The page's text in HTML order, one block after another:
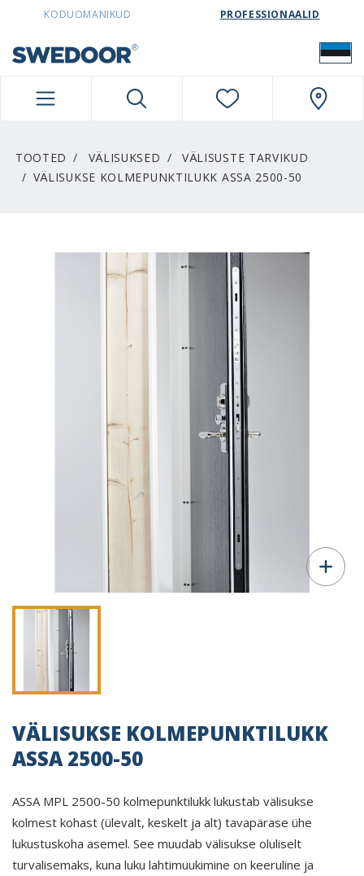
SWEDOORESTONIA NAVIGATION
KODUOMANIKUD PROFESSIONAALID
TOOTED VÄLISUKSED
VÄLISUSTE TARVIKUD
VÄLISUKSE KOLMEPUNKTILUKK ASSA 2500-50
VÄLISUKSE KOLMEPUNKTILUKK
ASSA 2500-50
ASSA MPL 2500-50 kolmepunktilukk lukustab välisukse
kolmest kohast (ülevalt, keskelt ja alt) tavapärase ühe
lukustuskoha asemel. See muudab välisukse oluliselt
turvalisemaks, kuna luku lahtimuukimine on keeruline ja